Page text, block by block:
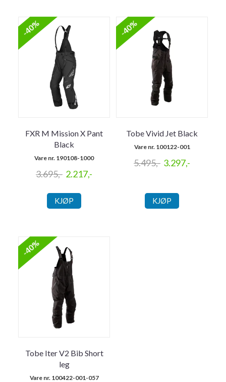
-40%
FXR M Mission X Pant
Black
Vare nr. 190108-1000
3.695,- 2.217,-
KJØP
-40%
Tobe Vivid Jet Black
Vare nr. 100122-001
5.495,- 3.297,-
KJØP
-40%
Tobe Iter V2 Bib Short
leg
Vare nr. 100422-001-057